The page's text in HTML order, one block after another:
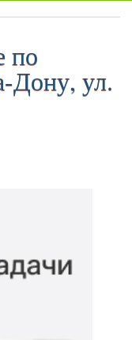
по
Дону, ул.